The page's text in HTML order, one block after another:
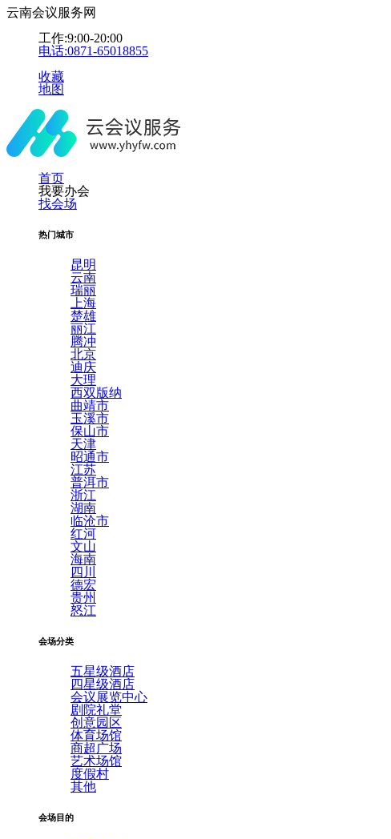
云南会议服务网
工作:9:00-20:00
电话:0871-65018855
收藏
地图
首页
我要办会
找会场
热门城市
昆明
云南
瑞丽
上海
楚雄
丽江
腾冲
北京
迪庆
大理
西双版纳
曲靖市
玉溪市
保山市
天津
昭通市
江苏
普洱市
浙江
湖南
临沧市
红河
文山
海南
四川
德宏
贵州
怒江
会场分类
五星级酒店
四星级酒店
会议展览中心
剧院礼堂
创意园区
体育场馆
商超广场
艺术场馆
度假村
其他
会场目的